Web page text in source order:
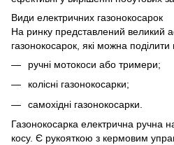
Види електричних газонокосарок
На ринку представлений великий
газонокосарок, які можна
ручні мотокоси або тримери;
колісні газонокосарки;
самохідні газонокосарки.
Газонокосарка електрична ручна
косу. Є рукояткою з кермовим